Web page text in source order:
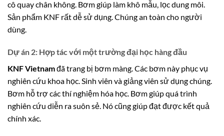
cô quay chân không. Bơm giúp làm khô mẫu, lọc dung môi.
Sản phẩm KNF rất dễ sử dụng. Chúng an toàn cho người
dùng.
Dự án 2: Hợp tác với một trường đại học hàng đầu
KNF Vietnamđã trang bị bơm màng. Các bơm này phục vụ
nghiên cứu khoa học. Sinh viên và giảng viên sử dụng chúng.
Bơm hỗ trợ các thí nghiệm hóa học. Bơm giúp quá trình
nghiên cứu diễn ra suôn sẻ. Nó cũng giúp đạt được kết quả
chính xác.